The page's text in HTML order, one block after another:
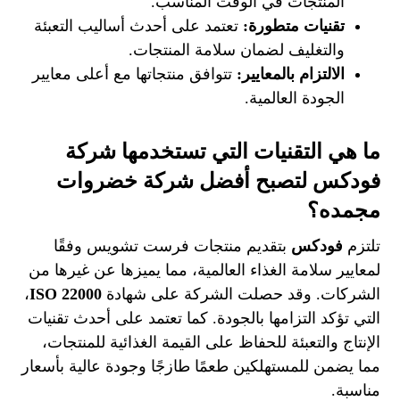
تقنيات متطورة: تعتمد على أحدث أساليب التعبئة
والتغليف لضمان سلامة المنتجات.
الالتزام بالمعايير: تتوافق منتجاتها مع أعلى معايير
الجودة العالمية.
ما هي التقنيات التي تستخدمها شركة
فودكس لتصبح أفضل شركة خضروات
مجمده؟
تلتزم فودكس بتقديم منتجات فرست تشويس وفقًا
لمعايير سلامة الغذاء العالمية، مما يميزها عن غيرها من
الشركات. وقد حصلت الشركة على شهادةISO 22000،
التي تؤكد التزامها بالجودة. كما تعتمد على أحدث تقنيات
الإنتاج والتعبئة للحفاظ على القيمة الغذائية للمنتجات،
مما يضمن للمستهلكين طعمًا طازجًا وجودة عالية بأسعار
مناسبة.